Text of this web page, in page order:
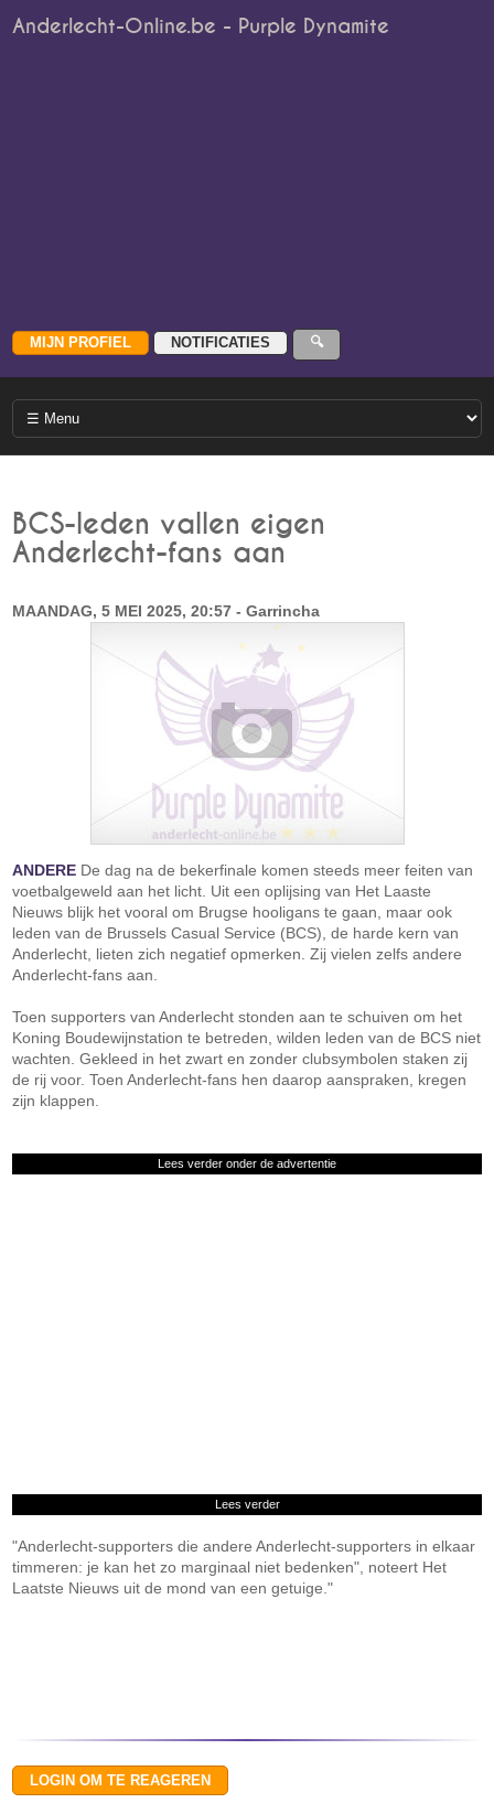
Anderlecht-Online.be - Purple Dynamite
BCS-leden vallen eigen
Anderlecht-fans aan
MAANDAG, 5 MEI 2025, 20:57 - Garrincha
ANDERE De dag na de bekerfinale komen steeds meer feiten van
voetbalgeweld aan het licht. Uit een oplijsing van Het Laaste
Nieuws blijk het vooral om Brugse hooligans te gaan, maar ook
leden van de Brussels Casual Service (BCS), de harde kern van
Anderlecht, lieten zich negatief opmerken. Zij vielen zelfs andere
Anderlecht-fans aan.
Toen supporters van Anderlecht stonden aan te schuiven om het
Koning Boudewijnstation te betreden, wilden leden van de BCS niet
wachten. Gekleed in het zwart en zonder clubsymbolen staken zij
de rij voor. Toen Anderlecht-fans hen daarop aanspraken, kregen
zijn klappen.
Lees verder onder de advertentie
Lees verder
"Anderlecht-supporters die andere Anderlecht-supporters in elkaar
timmeren: je kan het zo marginaal niet bedenken", noteert Het
Laatste Nieuws uit de mond van een getuige."